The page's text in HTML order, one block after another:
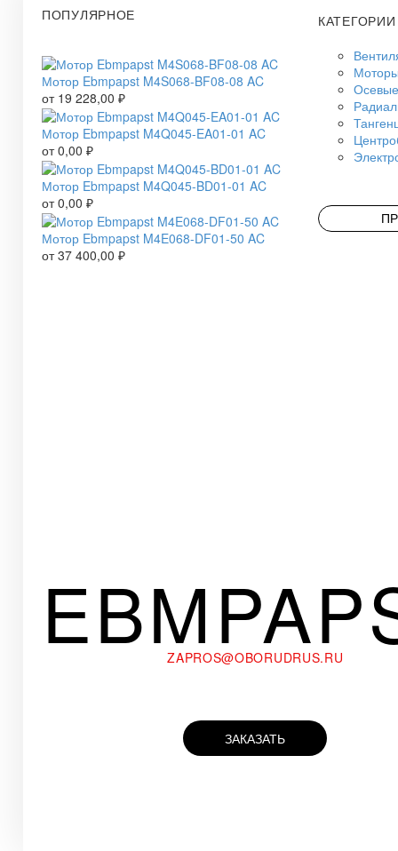
ПОПУЛЯРНОЕ
Мотор Ebmpapst M4S068-BF08-08 AC
от 19 228,00 ₽
Мотор Ebmpapst M4Q045-EA01-01 AC
от0,00 ₽
Мотор Ebmpapst M4Q045-BD01-01 AC
от0,00 ₽
Мотор Ebmpapst M4E068-DF01-50 AC
от37 400,00 ₽
КАТЕГОРИИ
ZAPROS@OBORUDRUS.RU
ЗАКАЗАТЬ